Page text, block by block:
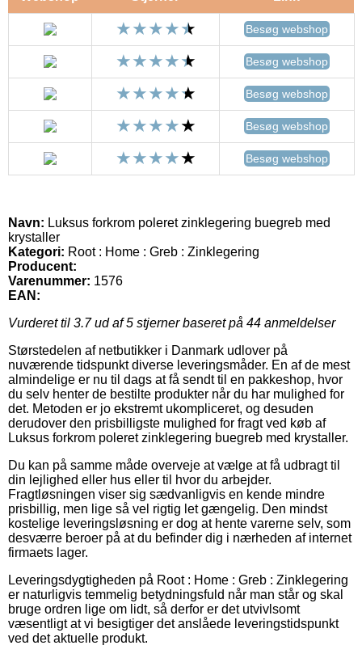
Besøg webshop
Besøg webshop
Besøg webshop
Besøg webshop
Besøg webshop
Navn: Luksus forkrom poleret zinklegering buegreb med
krystaller
Kategori: Root : Home : Greb : Zinklegering
Producent:
Varenummer: 1576
EAN:
Vurderet til 3.7ud af 5 stjerner baseret på 44 anmeldelser
Størstedelen af netbutikker i Danmark udlover på
nuværende tidspunkt diverse leveringsmåder. En af de mest
almindelige er nu til dags at få sendt til en pakkeshop, hvor
du selv henter de bestilte produkter når du har mulighed for
det. Metoden er jo ekstremt ukompliceret, og desuden
derudover den prisbilligste mulighed for fragt ved køb af
Luksus forkrom poleret zinklegering buegreb med krystaller.
Du kan på samme måde overveje at vælge at få udbragt til
din lejlighed eller hus eller til hvor du arbejder.
Fragtløsningen viser sig sædvanligvis en kende mindre
prisbillig, men lige så vel rigtig let gængelig. Den mindst
kostelige leveringsløsning er dog at hente varerne selv, som
desværre beroer på at du befinder dig i nærheden af internet
firmaets lager.
Leveringsdygtigheden på Root : Home : Greb : Zinklegering
er naturligvis temmelig betydningsfuld når man står og skal
bruge ordren lige om lidt, så derfor er det utvivlsomt
væsentligt at vi besigtiger det anslåede leveringstidspunkt
ved det aktuelle produkt.